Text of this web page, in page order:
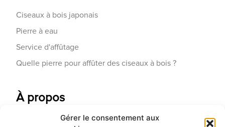
Gérer le consentement aux
Ciseaux à bois japonais
Pierre à eau
Service d'affûtage
Quelle pierre pour affûter des ciseaux à bois ?
À propos
Contactez-nous